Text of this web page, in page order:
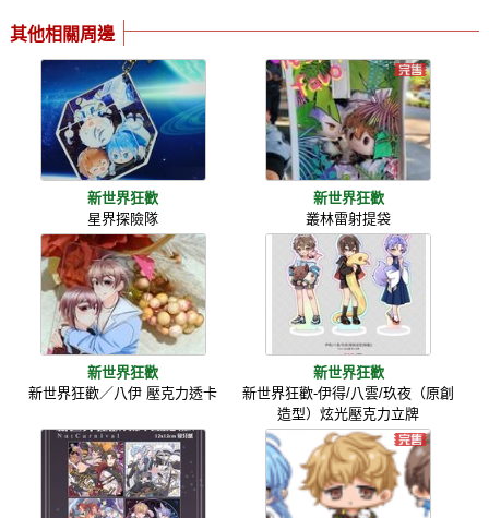
其他相關周邊
新世界狂歡
星界探險隊
新世界狂歡
叢林雷射提袋
新世界狂歡
新世界狂歡／八伊 壓克力透卡
新世界狂歡
新世界狂歡-伊得/八雲/玖夜（原創
造型）炫光壓克力立牌